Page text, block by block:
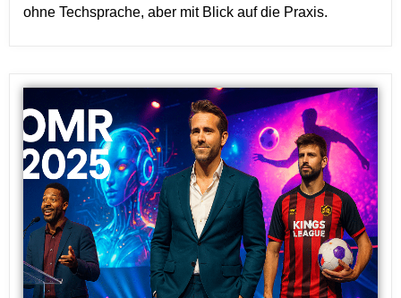
ohne Techsprache, aber mit Blick auf die Praxis.